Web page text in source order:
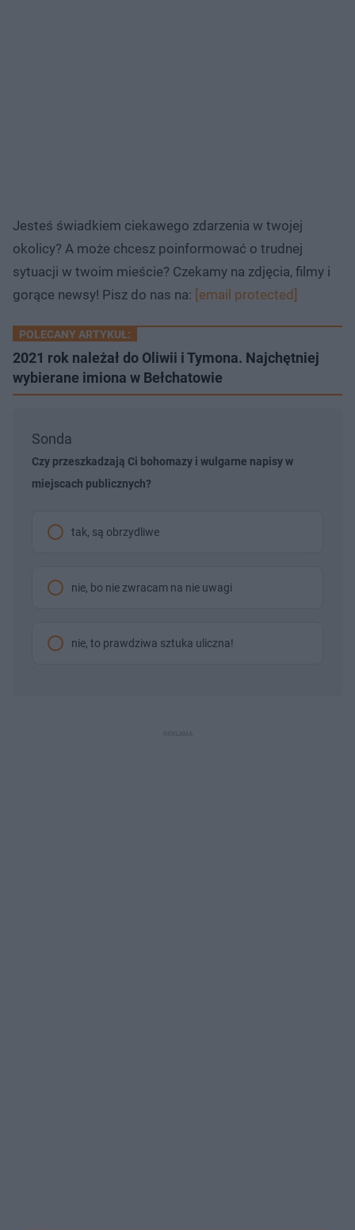
Jesteś świadkiem ciekawego zdarzenia w twojej
okolicy? A może chcesz poinformować o trudnej
sytuacji w twoim mieście? Czekamy na zdjęcia, filmy i
gorące newsy! Pisz do nas na: [email protected]
POLECANY ARTYKUŁ:
2021 rok należał do Oliwii i Tymona. Najchętniej
wybierane imiona w Bełchatowie
Sonda
Czy przeszkadzają Ci bohomazy i wulgarne napisy w
miejscach publicznych?
tak, są obrzydliwe
nie, bo nie zwracam na nie uwagi
nie, to prawdziwa sztuka uliczna!